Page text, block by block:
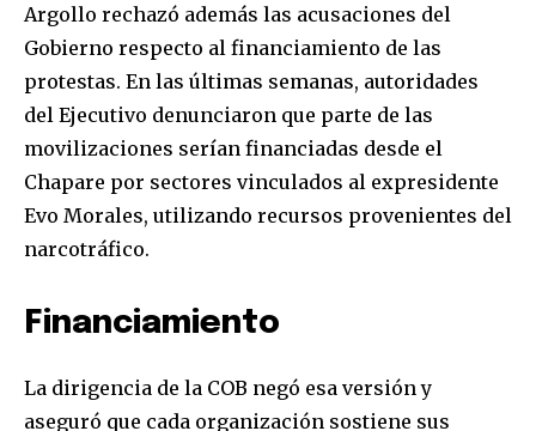
Join our community of
conversation.
Argollo rechazó además las acusaciones del
Gobierno respecto al financiamiento de las
protestas. En las últimas semanas, autoridades
del Ejecutivo denunciaron que parte de las
movilizaciones serían financiadas desde el
Chapare por sectores vinculados al expresidente
Evo Morales, utilizando recursos provenientes del
narcotráfico.
Financiamiento
La dirigencia de la COB negó esa versión y
aseguró que cada organización sostiene sus